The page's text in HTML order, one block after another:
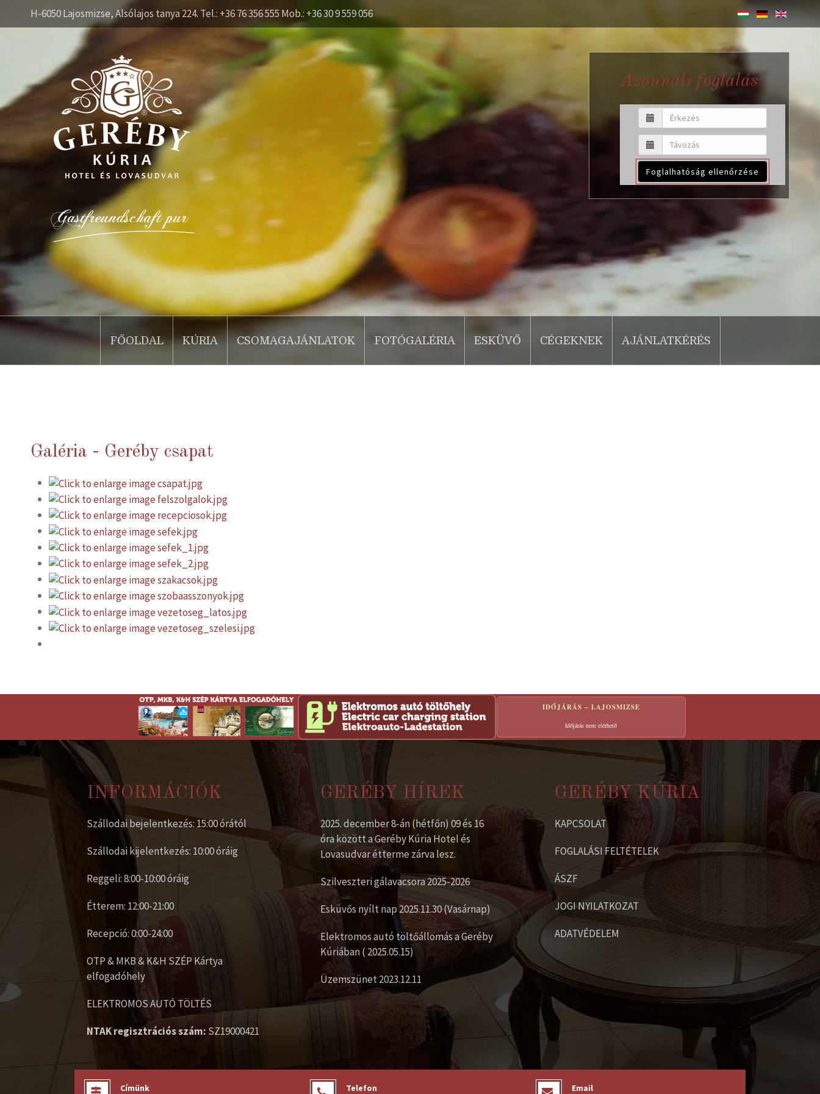
H-6050 Lajosmizse, Alsólajos tanya 224. Tel.: +36 76 356 555 Mob.: +36 30 9 559 056
Azonnali foglalás
Foglalhatóság ellenőrzése
FŐOLDAL KÚRIA CSOMAGAJÁNLATOK FOTÓGALÉRIA ESKÜVŐ CÉGEKNEK AJÁNLATKÉRÉS
Galéria - Geréby csapat
IDŐJÁRÁS – LAJOSMIZSE
Időjárás nem elérhető
INFORMÁCIÓK
Szállodai bejelentkezés: 15:00 órától
Szállodai kijelentkezés: 10:00 óráig
Reggeli: 8:00-10:00 óráig
Étterem: 12:00-21:00
Recepció: 0:00-24:00
OTP & MKB & K&H SZÉP Kártya
elfogadóhely
ELEKTROMOS AUTÓ TÖLTÉS
NTAK regisztrációs szám: SZ19000421
GERÉBY HÍREK
2025. december 8-án (hétfőn) 09 és 16
óra között a Geréby Kúria Hotel és
Lovasudvar étterme zárva lesz.
Szilveszteri gálavacsora 2025-2026
Esküvős nyílt nap 2025.11.30 (Vasárnap)
Elektromos autó töltőállomás a Geréby
Kúriában ( 2025.05.15)
Üzemszünet 2023.12.11
GERÉBY KÚRIA
KAPCSOLAT
FOGLALÁSI FELTÉTELEK
ÁSZF
JOGI NYILATKOZAT
ADATVÉDELEM
Címünk Telefon Email